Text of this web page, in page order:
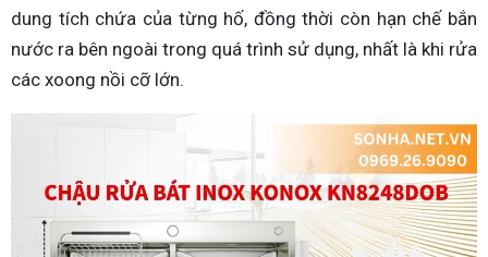
dung tích chứa của từng hố, đồng thời còn hạn chế bắn
nước ra bên ngoài trong quá trình sử dụng, nhất là khi rửa
các xoong nồi cỡ lớn.